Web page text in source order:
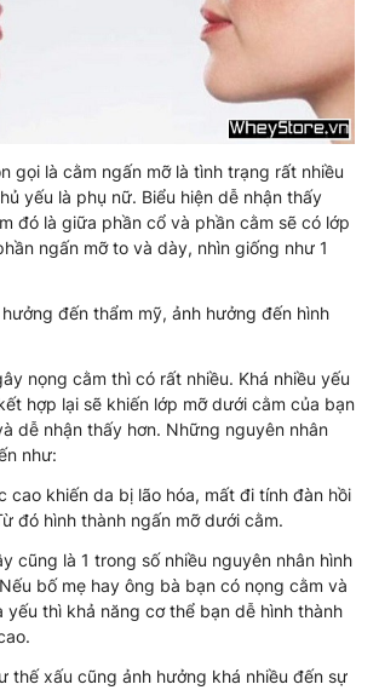
gọi là cằm ngấn mỡ là tình trạng rất nhiều
yếu là phụ nữ. Biểu hiện dễ nhận thấy
đó là giữa phần cổ và phần cằm sẽ có lớp
ngấn mỡ to và dày, nhìn giống như 1
đến thẩm mỹ, ảnh hưởng đến hình
nọng cằm thì có rất nhiều. Khá nhiều yếu
hợp lại sẽ khiến lớp mỡ dưới cằm của bạn
dễ nhận thấy hơn. Những nguyên nhân
như:
cao khiến da bị lão hóa, mất đi tính đàn hồi
đó hình thành ngấn mỡ dưới cằm.
cũng là 1 trong số nhiều nguyên nhân hình
bố mẹ hay ông bà bạn có nọng cằm và
yếu thì khả năng cơ thể bạn dễ hình thành
thế xấu cũng ảnh hưởng khá nhiều đến sự